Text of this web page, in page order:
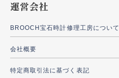
運営会社
BROOCH宝石時計修理工房について
会社概要
特定商取引法に基づく表記